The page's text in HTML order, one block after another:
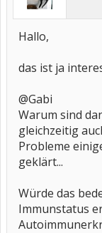
Hallo,
das ist ja
@Gabi
Warum sind
gleichzeitig
Probleme
geklärt...
Würde das
Immunstatus